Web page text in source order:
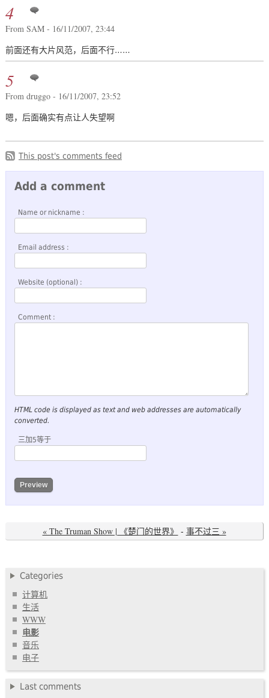
4
From SAM - 16/11/2007, 23:44
前面还有大片风范，后面不行……
5
From druggo - 16/11/2007, 23:52
嗯，后面确实有点让人失望啊
This post's comments feed
Add a comment
Name or nickname :
Email address :
Website (optional) :
Comment :
HTML code is displayed as text and web addresses are automatically
converted.
三加5等于
« The Truman Show | 《楚门的世界》 - 事不过三 »
Categories
计算机
生活
WWW
电影
音乐
电子
Last comments